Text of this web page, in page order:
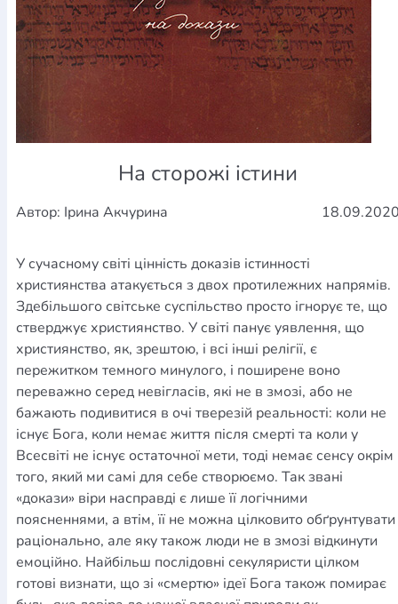
На сторожі істини
Автор: Ірина Акчурина
У сучасному світі цінність доказів істинності
християнства атакується з двох протилежних напрямів.
Здебільшого світське суспільство просто ігнорує те, що
стверджує християнство. У світі панує уявлення, що
християнство, як, зрештою, і всі інші релігії, є
пережитком темного минулого, і поширене воно
переважно серед невігласів, які не в змозі, або не
бажають подивитися в очі тверезій реальності: коли не
існує Бога, коли немає життя після смерті та коли у
Всесвіті не існує остаточної мети, тоді немає сенсу окрім
того, який ми самі для себе створюємо. Так звані
«докази» віри насправді є лише її логічними
поясненнями, а втім, її не можна цілковито обґрунтувати
раціонально, але яку також люди не в змозі відкинути
емоційно. Найбільш послідовні секуляристи цілком
готові визнати, що зі «смертю» ідеї Бога також помирає